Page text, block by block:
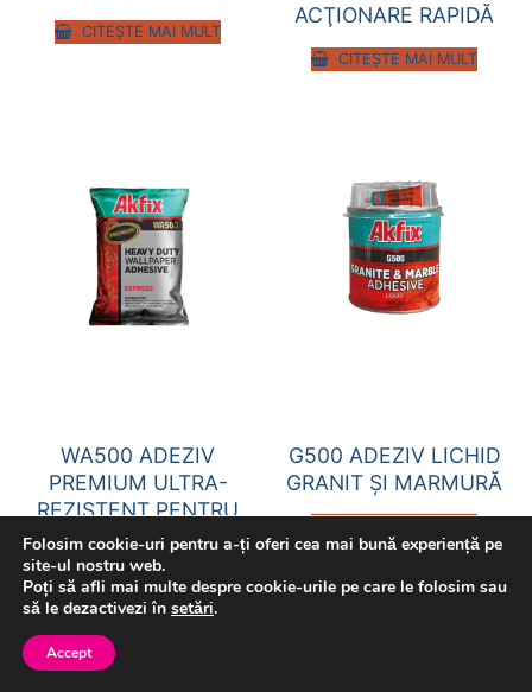
CITEȘTE MAI MULT
ACŢIONARE RAPIDĂ
CITEȘTE MAI MULT
WA500 ADEZIV
PREMIUM ULTRA-
REZISTENT PENTRU
TAPET
CITEȘTE MAI MULT
G500 ADEZIV LICHID
GRANIT ŞI MARMURĂ
Folosim cookie-uri pentru a-ți oferi cea mai bună experiență pe
site-ul nostru web.
Poți să afli mai multe despre cookie-urile pe care le folosim sau
să le dezactivezi în setări.
Accept